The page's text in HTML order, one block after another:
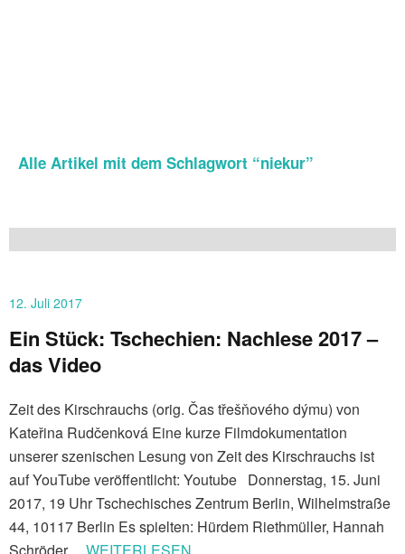
Alle Artikel mit dem Schlagwort “niekur”
12. Juli 2017
Ein Stück: Tschechien: Nachlese 2017 –
das Video
Zeit des Kirschrauchs (orig. Čas třešňového dýmu) von
Kateřina Rudčenková Eine kurze Filmdokumentation
unserer szenischen Lesung von Zeit des Kirschrauchs ist
auf YouTube veröffentlicht: Youtube Donnerstag, 15. Juni
2017, 19 Uhr Tschechisches Zentrum Berlin, Wilhelmstraße
44, 10117 Berlin Es spielten: Hürdem Riethmüller, Hannah